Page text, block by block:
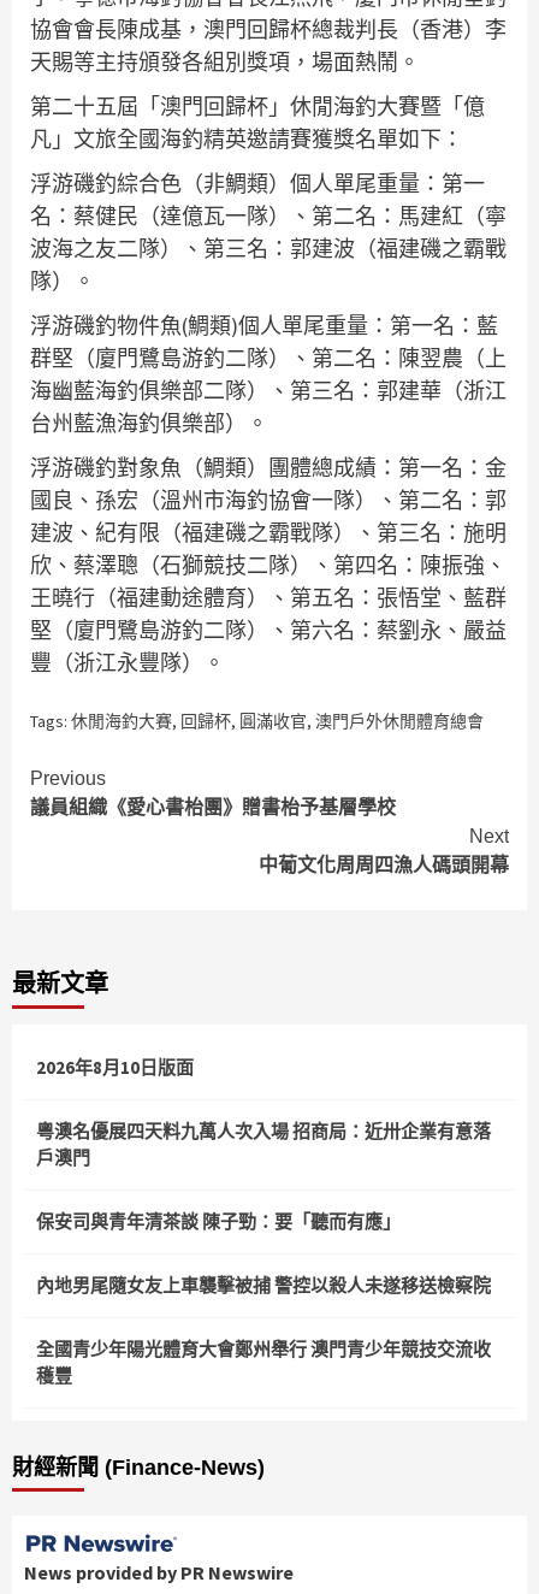
協會會長陳成基，澳門回歸杯總裁判長（香港）李
天賜等主持頒發各組別獎項，場面熱鬧。
第二十五屆「澳門回歸杯」休閒海釣大賽暨「億
凡」文旅全國海釣精英邀請賽獲獎名單如下：
浮游磯釣綜合色（非鯛類）個人單尾重量：第一
名：蔡健民（達億瓦一隊）、第二名：馬建紅（寧
波海之友二隊）、第三名：郭建波（福建磯之霸戰
隊）。
浮游磯釣物件魚(鯛類)個人單尾重量：第一名：藍
群堅（廈門鷺島游釣二隊）、第二名：陳翌農（上
海幽藍海釣俱樂部二隊）、第三名：郭建華（浙江
台州藍漁海釣俱樂部）。
浮游磯釣對象魚（鯛類）團體總成績：第一名：金
國良、孫宏（溫州市海釣協會一隊）、第二名：郭
建波、紀有限（福建磯之霸戰隊）、第三名：施明
欣、蔡澤聰（石獅競技二隊）、第四名：陳振強、
王曉行（福建動途體育）、第五名：張悟堂、藍群
堅（廈門鷺島游釣二隊）、第六名：蔡劉永、嚴益
豐（浙江永豐隊）。
Tags: 休閒海釣大賽, 回歸杯, 圓滿收官, 澳門戶外休閒體育總會
Continue
Reading
Previous
議員組織《愛心書枱團》贈書枱予基層學校
Next
中葡文化周周四漁人碼頭開幕
最新文章
2026年8月10日版面
粵澳名優展四天料九萬人次入場 招商局：近卅企業有意落
戶澳門
保安司與青年清茶談 陳子勁：要「聽而有應」
內地男尾隨女友上車襲擊被捕 警控以殺人未遂移送檢察院
全國青少年陽光體育大會鄭州舉行 澳門青少年競技交流收
穫豐
財經新聞 (Finance-News)
News provided by PR Newswire